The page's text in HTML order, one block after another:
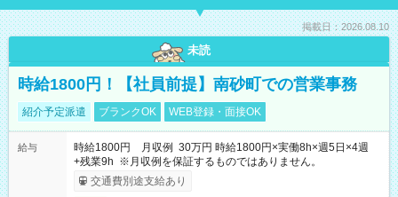
掲載日：2026.08.10
未読
時給1800円！【社員前提】南砂町での営業事務
紹介予定派遣 ブランクOK WEB登録・面接OK
給与
時給1800円 月収例 30万円 時給1800円×実働8h×週5日×4週
+残業9h ※月収例を保証するものではありません。
交通費別途支給あり